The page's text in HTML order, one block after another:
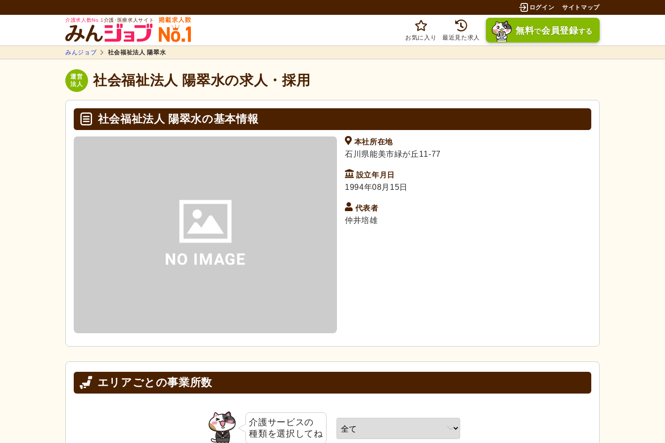
ログイン サイトマップ
介護求人数No.1 介護･医療求人サイト
お気に入り 最近見た求人
無料で会員登録する
みんジョブ 社会福祉法人 陽翠水
運営
法人
社会福祉法人 陽翠水の求人・採用
社会福祉法人 陽翠水の基本情報
本社所在地
石川県能美市緑が丘11-77
設立年月日
1994年08月15日
代表者
仲井培雄
エリアごとの事業所数
介護サービスの
種類を選択してね